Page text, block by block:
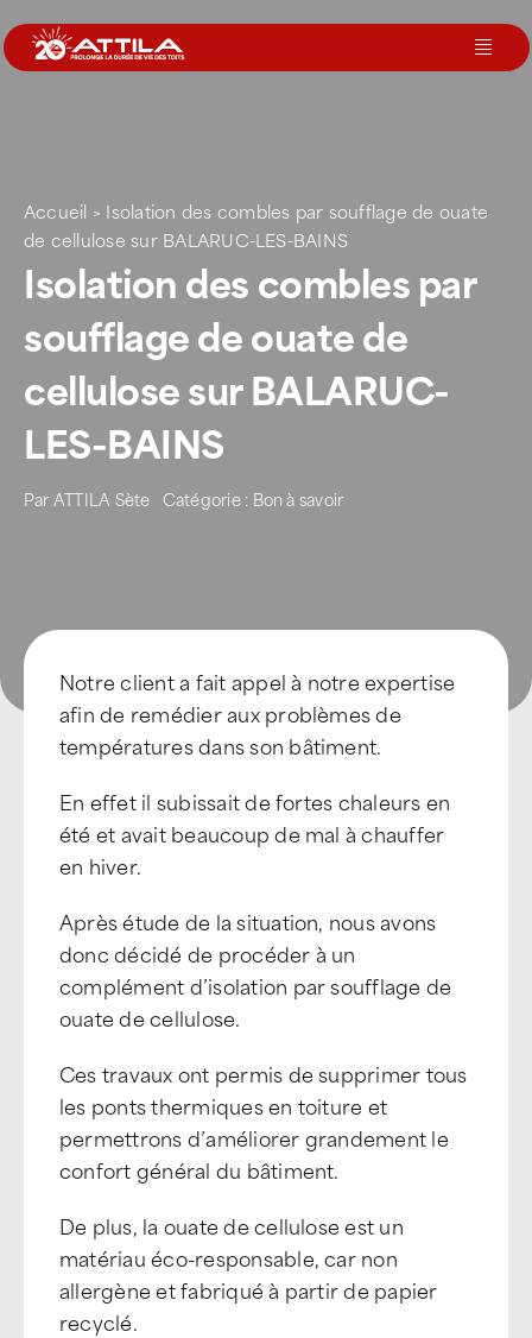
au
contenu
Nos services
Nos agences
Votre toit
Rejoignez-nous
Accueil > Isolation des combles par soufflage de ouate
de cellulose sur BALARUC-LES-BAINS
Isolation des combles par
soufflage de ouate de
cellulose sur BALARUC-
LES-BAINS
ParATTILA Sète Catégorie : Bon à savoir
Notre client a fait appel à notre expertise
afin de remédier aux problèmes de
températures dans son bâtiment.
En effet il subissait de fortes chaleurs en
été et avait beaucoup de mal à chauffer
en hiver.
Après étude de la situation, nous avons
donc décidé de procéder à un
complément d’isolation par soufflage de
ouate de cellulose.
Ces travaux ont permis de supprimer tous
les ponts thermiques en toiture et
permettrons d’améliorer grandement le
confort général du bâtiment.
De plus, la ouate de cellulose est un
matériau éco-responsable, car non
allergène et fabriqué à partir de papier
recyclé.